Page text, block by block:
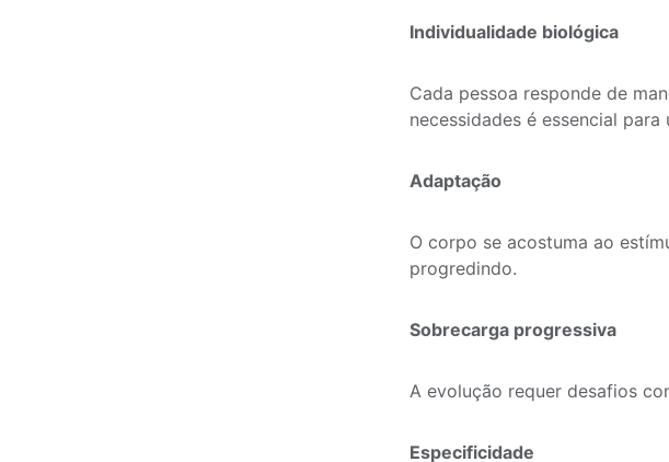
Individualidade biológica
Cada pessoa responde de
necessidades é essencial
Adaptação
O corpo se acostuma ao
progredindo.
Sobrecarga progressiva
A evolução requer desafios
Especificidade